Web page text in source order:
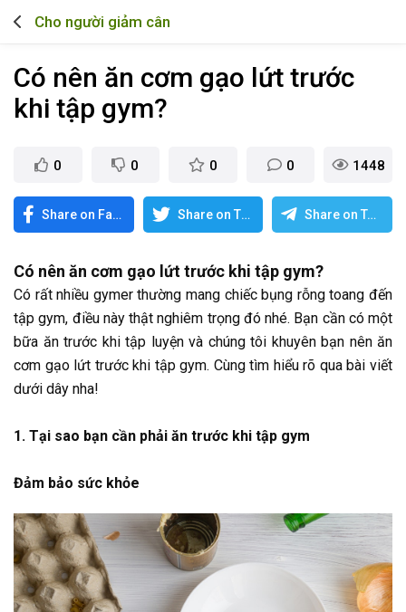
Cho người giảm cân
Có nên ăn cơm gạo lứt trước
khi tập gym?
0 0 0 0 1448
Share on Facebook Share on Twitter Share on Telegram
Có nên ăn cơm gạo lứt trước khi tập gym?
Có rất nhiều gymer thường mang chiếc bụng rỗng toang đến
tập gym, điều này thật nghiêm trọng đó nhé. Bạn cần có một
bữa ăn trước khi tập luyện và chúng tôi khuyên bạn nên ăn
cơm gạo lứt trước khi tập gym. Cùng tìm hiểu rõ qua bài viết
dưới dây nha!
1. Tại sao bạn cần phải ăn trước khi tập gym
Đảm bảo sức khỏe